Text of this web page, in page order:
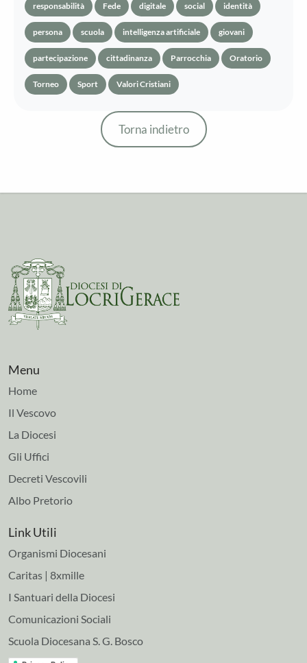
responsabilità Fede digitale social identità
persona scuola intelligenza artificiale giovani
partecipazione cittadinanza Parrocchia Oratorio
Torneo Sport Valori Cristiani
Torna indietro
Menu
Home
Il Vescovo
La Diocesi
Gli Uffici
Decreti Vescovili
Albo Pretorio
Link Utili
Organismi Diocesani
Caritas | 8xmille
I Santuari della Diocesi
Comunicazioni Sociali
Scuola Diocesana S. G. Bosco